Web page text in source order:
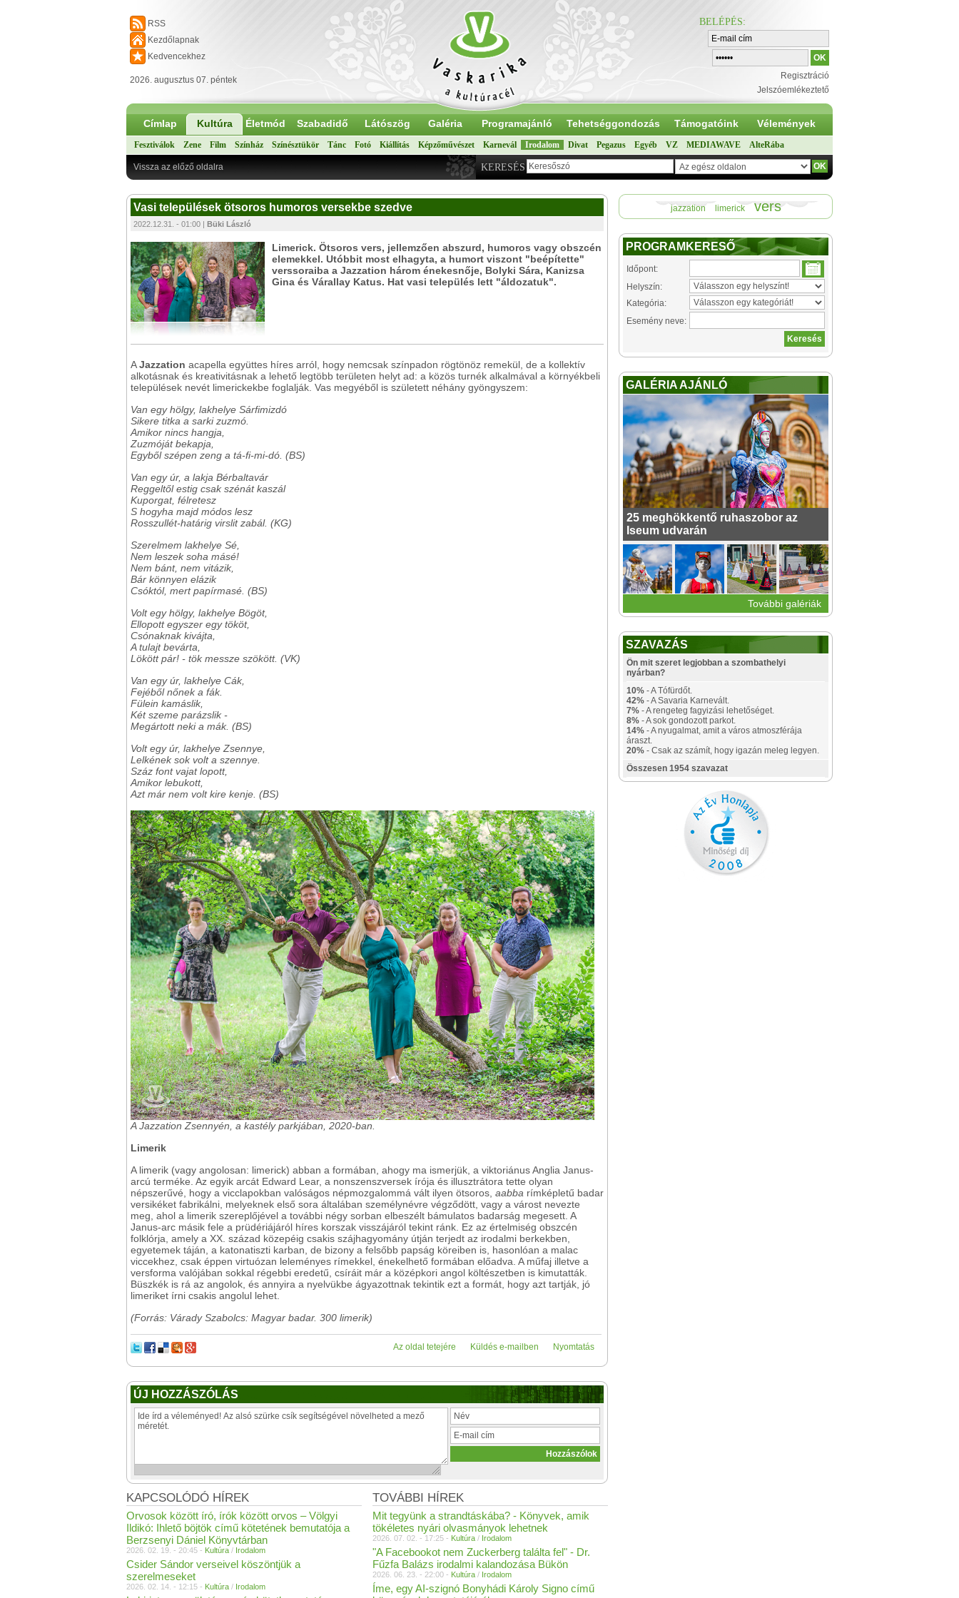
RSS
Kezdőlapnak
Kedvencekhez
2026. augusztus 07. péntek
BELÉPÉS:
Regisztráció
Jelszóemlékeztető
Címlap Kultúra Életmód Szabadidő Látószög Galéria Programajánló Tehetséggondozás Támogatóink Vélemények
Fesztiválok Zene Film Színház Színésztükör Tánc Fotó Kiállítás Képzőművészet Karnevál Irodalom Divat Pegazus Egyéb VZ MEDIAWAVE AlteRába
KERESÉS
Vissza az előző oldalra
Vasi települések ötsoros humoros versekbe szedve
2022.12.31. - 01:00 | Büki László
Limerick. Ötsoros vers, jellemzően abszurd, humoros vagy obszcén
elemekkel. Utóbbit most elhagyta, a humort viszont "beépítette"
verssoraiba a Jazzation három énekesnője, Bolyki Sára, Kanizsa
Gina és Várallay Katus. Hat vasi település lett "áldozatuk".
AJazzation acapella együttes híres arról, hogy nemcsak színpadon rögtönöz remekül, de a kollektív
alkotásnak és kreativitásnak a lehető legtöbb területen helyt ad: a közös turnék alkalmával a környékbeli
települések nevét limerickekbe foglalják. Vas megyéből is született néhány gyöngyszem:
Van egy hölgy, lakhelye Sárfimizdó
Sikere titka a sarki zuzmó.
Amikor nincs hangja,
Zuzmóját bekapja,
Egyből szépen zeng a tá-fi-mi-dó. (BS)
Van egy úr, a lakja Bérbaltavár
Reggeltől estig csak szénát kaszál
Kuporgat, félretesz
S hogyha majd módos lesz
Rosszullét-határig virslit zabál. (KG)
Szerelmem lakhelye Sé,
Nem leszek soha másé!
Nem bánt, nem vitázik,
Bár könnyen elázik
Csóktól, mert papírmasé. (BS)
Volt egy hölgy, lakhelye Bögöt,
Ellopott egyszer egy tököt,
Csónaknak kivájta,
A tulajt bevárta,
Lökött pár! - tök messze szökött. (VK)
Van egy úr, lakhelye Cák,
Fejéből nőnek a fák.
Fülein kamáslik,
Két szeme parázslik -
Megártott neki a mák. (BS)
Volt egy úr, lakhelye Zsennye,
Lelkének sok volt a szennye.
Száz font vajat lopott,
Amikor lebukott,
Azt már nem volt kire kenje. (BS)
A Jazzation Zsennyén, a kastély parkjában, 2020-ban.
Limerik
A limerik (vagy angolosan: limerick) abban a formában, ahogy ma ismerjük, a viktoriánus Anglia Janus-
arcú terméke. Az egyik arcát Edward Lear, a nonszenszversek írója és illusztrátora tette olyan
népszerűvé, hogy a vicclapokban valóságos népmozgalommá vált ilyen ötsoros, aabba rímképletű badar
versikéket fabrikálni, melyeknek első sora általában személynévre végződött, vagy a várost nevezte
meg, ahol a limerik szereplőjével a további négy sorban elbeszélt bámulatos badarság megesett. A
Janus-arc másik fele a prüdériájáról híres korszak visszájáról tekint ránk. Ez az értelmiség obszcén
folklórja, amely a XX. század közepéig csakis szájhagyomány útján terjedt az irodalmi berkekben,
egyetemek táján, a katonatiszti karban, de bizony a felsőbb papság köreiben is, hasonlóan a malac
viccekhez, csak éppen virtuózan leleményes rímekkel, énekelhető formában előadva. A műfaj illetve a
versforma valójában sokkal régebbi eredetű, csíráit már a középkori angol költészetben is kimutatták.
Büszkék is rá az angolok, és annyira a nyelvükbe ágyazottnak tekintik ezt a formát, hogy azt tartják, jó
limeriket írni csakis angolul lehet.
(Forrás: Várady Szabolcs: Magyar badar. 300 limerik)
Nyomtatás
Küldés e-mailben
Az oldal tetejére
ÚJ HOZZÁSZÓLÁS
TOVÁBBI HÍREK
Mit tegyünk a strandtáskába? - Könyvek, amik
tökéletes nyári olvasmányok lehetnek
2026. 07. 02. - 17:25 - Kultúra / Irodalom
"A Facebookot nem Zuckerberg találta fel" - Dr.
Fűzfa Balázs irodalmi kalandozása Bükön
2026. 06. 23. - 22:00 - Kultúra / Irodalom
Íme, egy AI-szignó Bonyhádi Károly Signo című
KAPCSOLÓDÓ HÍREK
Orvosok között író, írók között orvos – Völgyi
Ildikó: Ihlető böjtök című kötetének bemutatója a
Berzsenyi Dániel Könyvtárban
2026. 02. 19. - 20:45 - Kultúra / Irodalom
Csider Sándor verseivel köszöntjük a
szerelmeseket
2026. 02. 14. - 12:15 - Kultúra / Irodalom
jazzation limerick vers
PROGRAMKERESŐ
Időpont:
Helyszín:
Kategória:
Esemény neve:
GALÉRIA AJÁNLÓ
25 meghökkentő ruhaszobor az
Iseum udvarán
További galériák
SZAVAZÁS
Ön mit szeret legjobban a szombathelyi
nyárban?
10% - A Tófürdőt.
42% - A Savaria Karnevált.
7% - A rengeteg fagyizási lehetőséget.
8% - A sok gondozott parkot.
14% - A nyugalmat, amit a város atmoszférája
áraszt.
20% - Csak az számít, hogy igazán meleg legyen.
Összesen 1954 szavazat